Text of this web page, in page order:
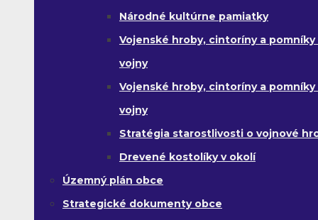
Národné kultúrne pamiatky
Vojenské hroby, cintoríny a pomníky
vojny
Vojenské hroby, cintoríny a pomníky
vojny
Stratégia starostlivosti o vojnové
Drevené kostolíky v okolí
Územný plán obce
Strategické dokumenty obce